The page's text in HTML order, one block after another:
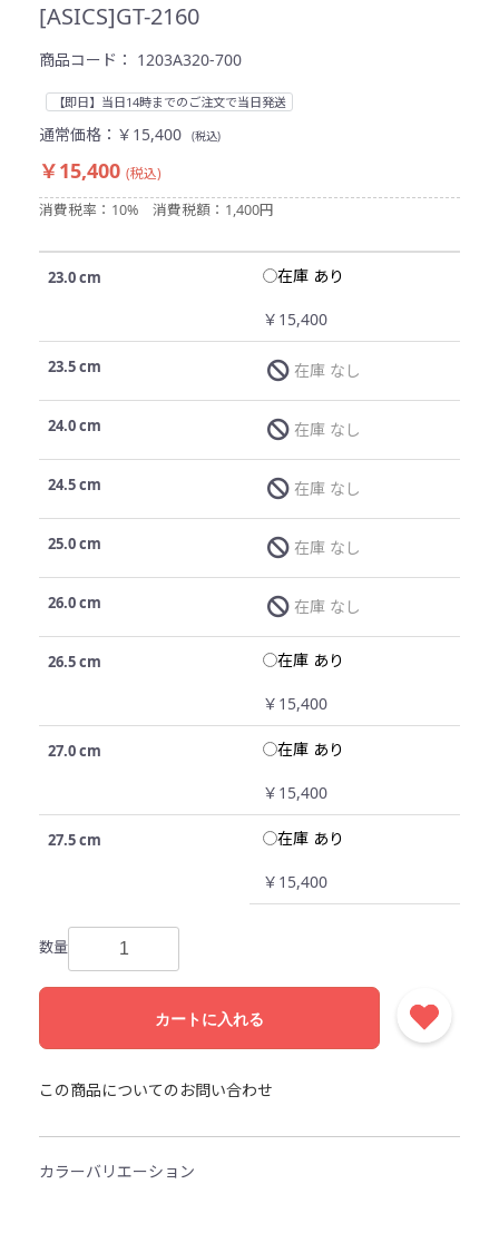
[ASICS]GT-2160
商品コード： 1203A320-700
【即日】当日14時までのご注文で当日発送
通常価格： ￥15,400 (税込)
￥15,400 (税込)
消費税率：10%
消費税額：1,400円
23.0 cm 在庫 あり
￥15,400
23.5 cm 在庫 なし
24.0 cm 在庫 なし
24.5 cm 在庫 なし
25.0 cm 在庫 なし
26.0 cm 在庫 なし
26.5 cm 在庫 あり
￥15,400
27.0 cm 在庫 あり
￥15,400
27.5 cm 在庫 あり
￥15,400
数量
カートに入れる
この商品についてのお問い合わせ
カラーバリエーション